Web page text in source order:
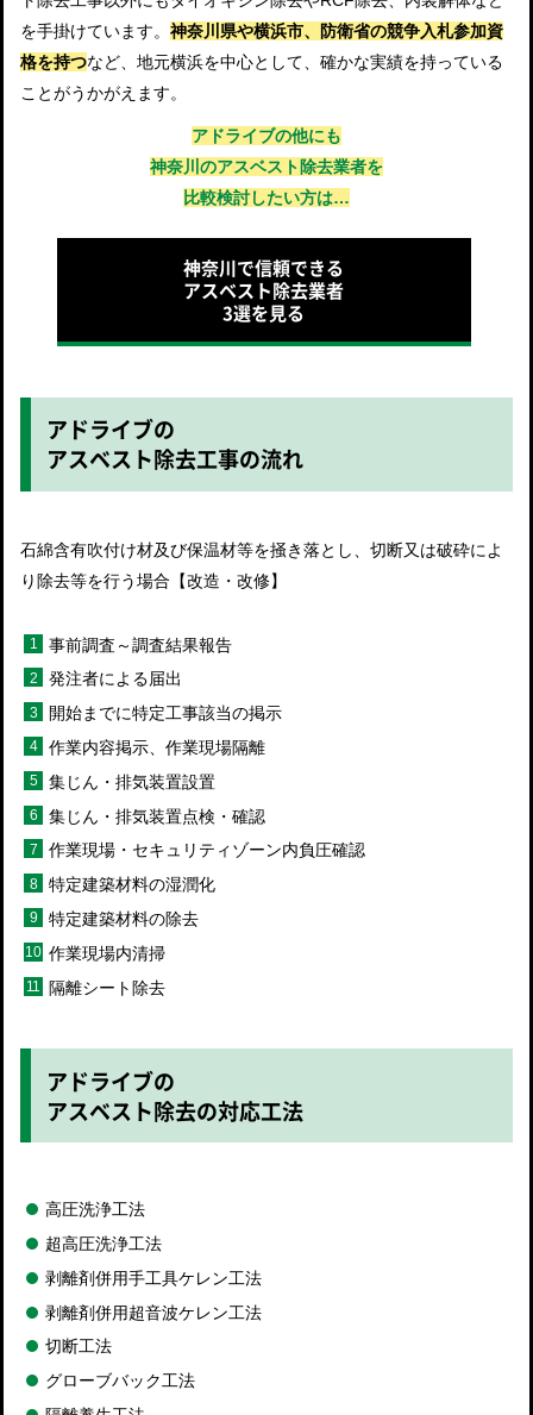
を手掛けています。 神奈川県や横浜市、防衛省の競争入札参加資
格を持つなど、地元横浜を中心として、確かな実績を持っている
ことがうかがえます。
アドライブの他にも
神奈川のアスベスト除去業者を
比較検討したい方は…
神奈川で信頼できる
アスベスト除去業者
3選を見る
アドライブの
アスベスト除去工事の流れ
石綿含有吹付け材及び保温材等を掻き落とし、切断又は破砕によ
り除去等を行う場合【改造・改修】
事前調査～調査結果報告
発注者による届出
開始までに特定工事該当の掲示
作業内容掲示、作業現場隔離
集じん・排気装置設置
集じん・排気装置点検・確認
作業現場・セキュリティゾーン内負圧確認
特定建築材料の湿潤化
特定建築材料の除去
作業現場内清掃
隔離シート除去
アドライブの
アスベスト除去の対応工法
高圧洗浄工法
超高圧洗浄工法
剥離剤併用手工具ケレン工法
剥離剤併用超音波ケレン工法
切断工法
グローブバック工法